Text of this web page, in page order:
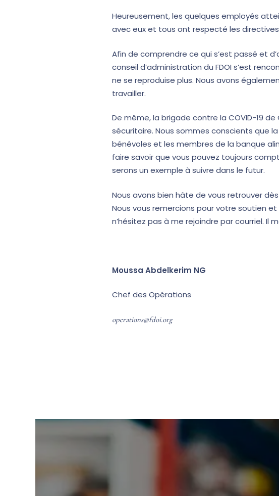
Heureusement, les quelques employés
avec eux et tous ont respecté les
Afin de comprendre ce qui s’est passé et
conseil d’administration du FDOI s’est
ne se reproduise plus. Nous avons
travailler.
De même, la brigade contre la COVID-19
sécuritaire. Nous sommes conscients que
bénévoles et les membres de la banque
faire savoir que vous pouvez toujours
serons un exemple à suivre dans le futur.
Nous avons bien hâte de vous retrouver
Nous vous remercions pour votre soutien
n’hésitez pas à me rejoindre par courriel. Il
Moussa Abdelkerim NG
Chef des Opérations
operations@fdoi.org